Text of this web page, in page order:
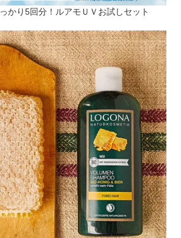
かり5回分！ルアモＵＶお試しセット